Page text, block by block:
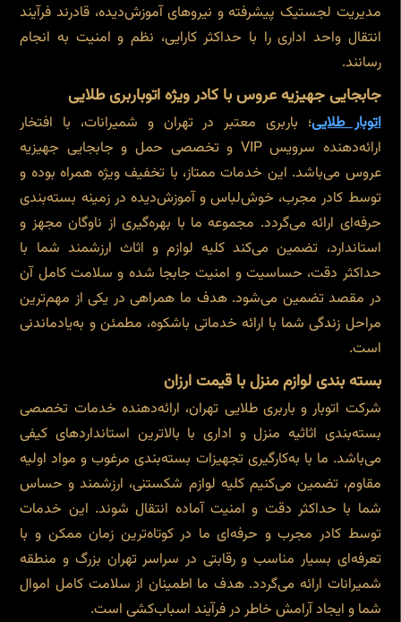
مدیریت لجستیک پیشرفته و نیروهای آموزش‌دیده، قادرند فرآیند
انتقال واحد اداری را با حداکثر کارایی، نظم و امنیت به انجام
رسانند.
جابجایی جهیزیه عروس با کادر ویژه اتوباربری طلایی
اتوبار طلایی؛ باربری معتبر در تهران و شمیرانات، با افتخار
ارائه‌دهنده سرویس VIP و تخصصی حمل و جابجایی جهیزیه
عروس می‌باشد. این خدمات ممتاز، با تخفیف ویژه همراه بوده و
توسط کادر مجرب، خوش‌لباس و آموزش‌دیده در زمینه بسته‌بندی
حرفه‌ای ارائه می‌گردد. مجموعه ما با بهره‌گیری از ناوگان مجهز و
استاندارد، تضمین می‌کند کلیه لوازم و اثاث ارزشمند شما با
حداکثر دقت، حساسیت و امنیت جابجا شده و سلامت کامل آن
در مقصد تضمین می‌شود. هدف ما همراهی در یکی از مهم‌ترین
مراحل زندگی شما با ارائه خدماتی باشکوه، مطمئن و به‌یادماندنی
است.
بسته بندی لوازم منزل با قیمت ارزان
شرکت اتوبار و باربری طلایی تهران، ارائه‌دهنده خدمات تخصصی
بسته‌بندی اثاثیه منزل و اداری با بالاترین استانداردهای کیفی
می‌باشد. ما با به‌کارگیری تجهیزات بسته‌بندی مرغوب و مواد اولیه
مقاوم، تضمین می‌کنیم کلیه لوازم شکستنی، ارزشمند و حساس
شما با حداکثر دقت و امنیت آماده انتقال شوند. این خدمات
توسط کادر مجرب و حرفه‌ای ما در کوتاه‌ترین زمان ممکن و با
تعرفه‌ای بسیار مناسب و رقابتی در سراسر تهران بزرگ و منطقه
شمیرانات ارائه می‌گردد. هدف ما اطمینان از سلامت کامل اموال
شما و ایجاد آرامش خاطر در فرآیند اسباب‌کشی است.